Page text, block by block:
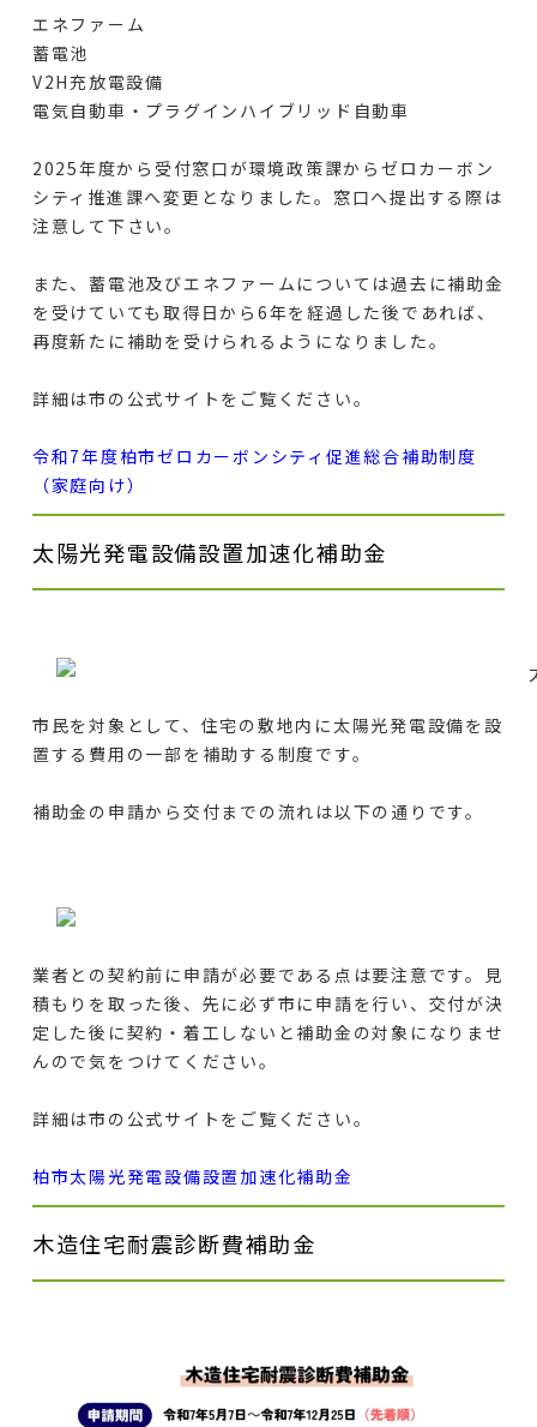
エネファーム
蓄電池
V2H充放電設備
電気自動車・プラグインハイブリッド自動車
2025年度から受付窓口が環境政策課からゼロカーボン
シティ推進課へ変更となりました。窓口へ提出する際は
注意して下さい。
また、蓄電池及びエネファームについては過去に補助金
を受けていても取得日から6年を経過した後であれば、
再度新たに補助を受けられるようになりました。
詳細は市の公式サイトをご覧ください。
令和7年度柏市ゼロカーボンシティ促進総合補助制度
（家庭向け）
太陽光発電設備設置加速化補助金
市民を対象として、住宅の敷地内に太陽光発電設備を設
置する費用の一部を補助する制度です。
補助金の申請から交付までの流れは以下の通りです。
業者との契約前に申請が必要である点は要注意です。見
積もりを取った後、先に必ず市に申請を行い、交付が決
定した後に契約・着工しないと補助金の対象になりませ
んので気をつけてください。
詳細は市の公式サイトをご覧ください。
柏市太陽光発電設備設置加速化補助金
木造住宅耐震診断費補助金